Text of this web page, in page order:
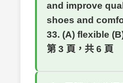
and improve
shoes and
33. (A) flexible
第 3 頁，共 6 頁